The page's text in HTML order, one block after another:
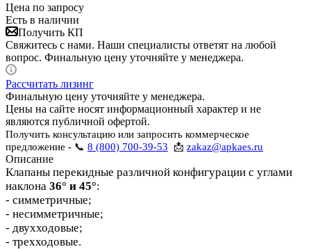
Цена по запросу
Есть в наличии
Получить КП
Свяжитесь с нами. Наши специалисты ответят на любой
вопрос. Финальную цену уточняйте у менеджера.
Рассчитать лизинг
Финальную цену уточняйте у менеджера.
Цены на сайте носят информационный характер и не
являются публичной офертой.
Получить консультацию или запросить коммерческое
предложение - 📞 8 (800) 700-39-53 📩 zakaz@apkaes.ru
Описание
Клапаны перекидные различной конфигурации с углами
наклона 36° и 45°:
- симметричные;
- несимметричные;
- двухходовые;
- трехходовые.